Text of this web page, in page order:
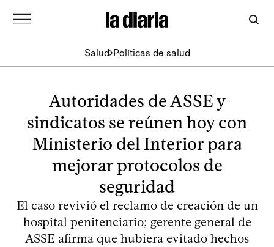
Salud Políticas de salud
Autoridades de ASSE y
sindicatos se reúnen hoy con
Ministerio del Interior para
mejorar protocolos de
seguridad
El caso revivió el reclamo de creación de un
hospital penitenciario; gerente general de
ASSE afirma que hubiera evitado hechos